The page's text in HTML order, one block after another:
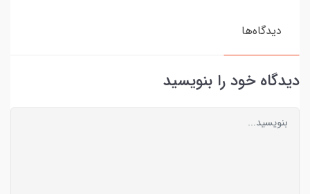
دیدگاه‌ها
دیدگاه خود را بنویسید